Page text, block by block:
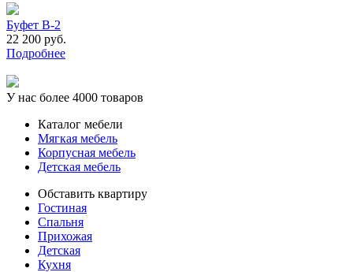
Буфет В-2
22 200 руб.
Подробнее
У нас более 4000 товаров
Каталог мебели
Мягкая мебель
Корпусная мебель
Детская мебель
Обставить квартиру
Гостиная
Спальня
Прихожая
Детская
Кухня